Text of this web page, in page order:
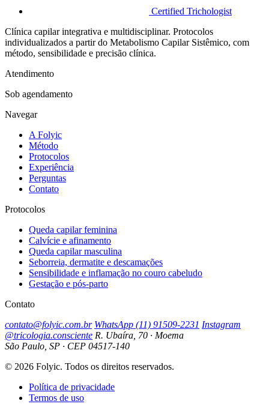
Certified Trichologist
Clínica capilar integrativa e multidisciplinar. Protocolos
individualizados a partir do Metabolismo Capilar Sistêmico, com
método, sensibilidade e precisão clínica.
Atendimento
Sob agendamento
Navegar
A Folyic
Método
Protocolos
Experiência
Perguntas
Contato
Protocolos
Queda capilar feminina
Calvície e afinamento
Queda capilar masculina
Seborreia, dermatite e descamações
Sensibilidade e inflamação no couro cabeludo
Gestação e pós-parto
Contato
contato@folyic.com.br WhatsApp (11) 91509-2231 Instagram
@tricologia.consciente R. Ubaíra, 70 · Moema
São Paulo, SP · CEP 04517-140
© 2026 Folyic. Todos os direitos reservados.
Política de privacidade
Termos de uso